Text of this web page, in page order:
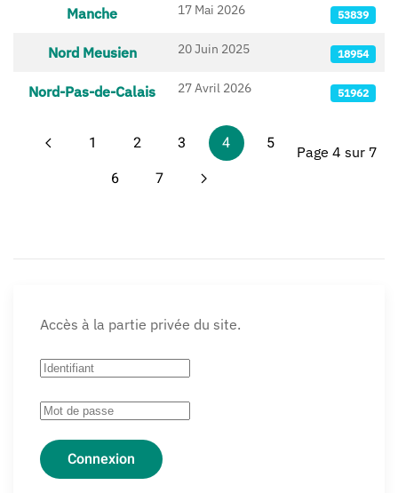
Manche 17 Mai 2026 53839
Nord Meusien 20 Juin 2025 18954
Nord-Pas-de-Calais 27 Avril 2026 51962
Page 4 sur 7
1 2 3 4
5
6
7
Accès à la partie privée du site.
Connexion